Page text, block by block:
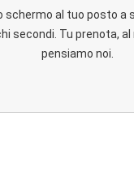
schermo al tuo posto a
secondi. Tu prenota,
pensiamo noi.